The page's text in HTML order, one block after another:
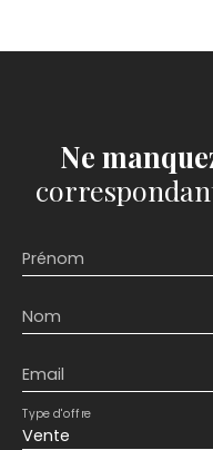
Ne
Prénom
Nom
Email
Vente
Type d'offre